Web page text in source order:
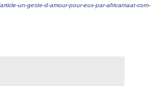
un-geste-d-amour-pour-eux-par-africamaat-com-